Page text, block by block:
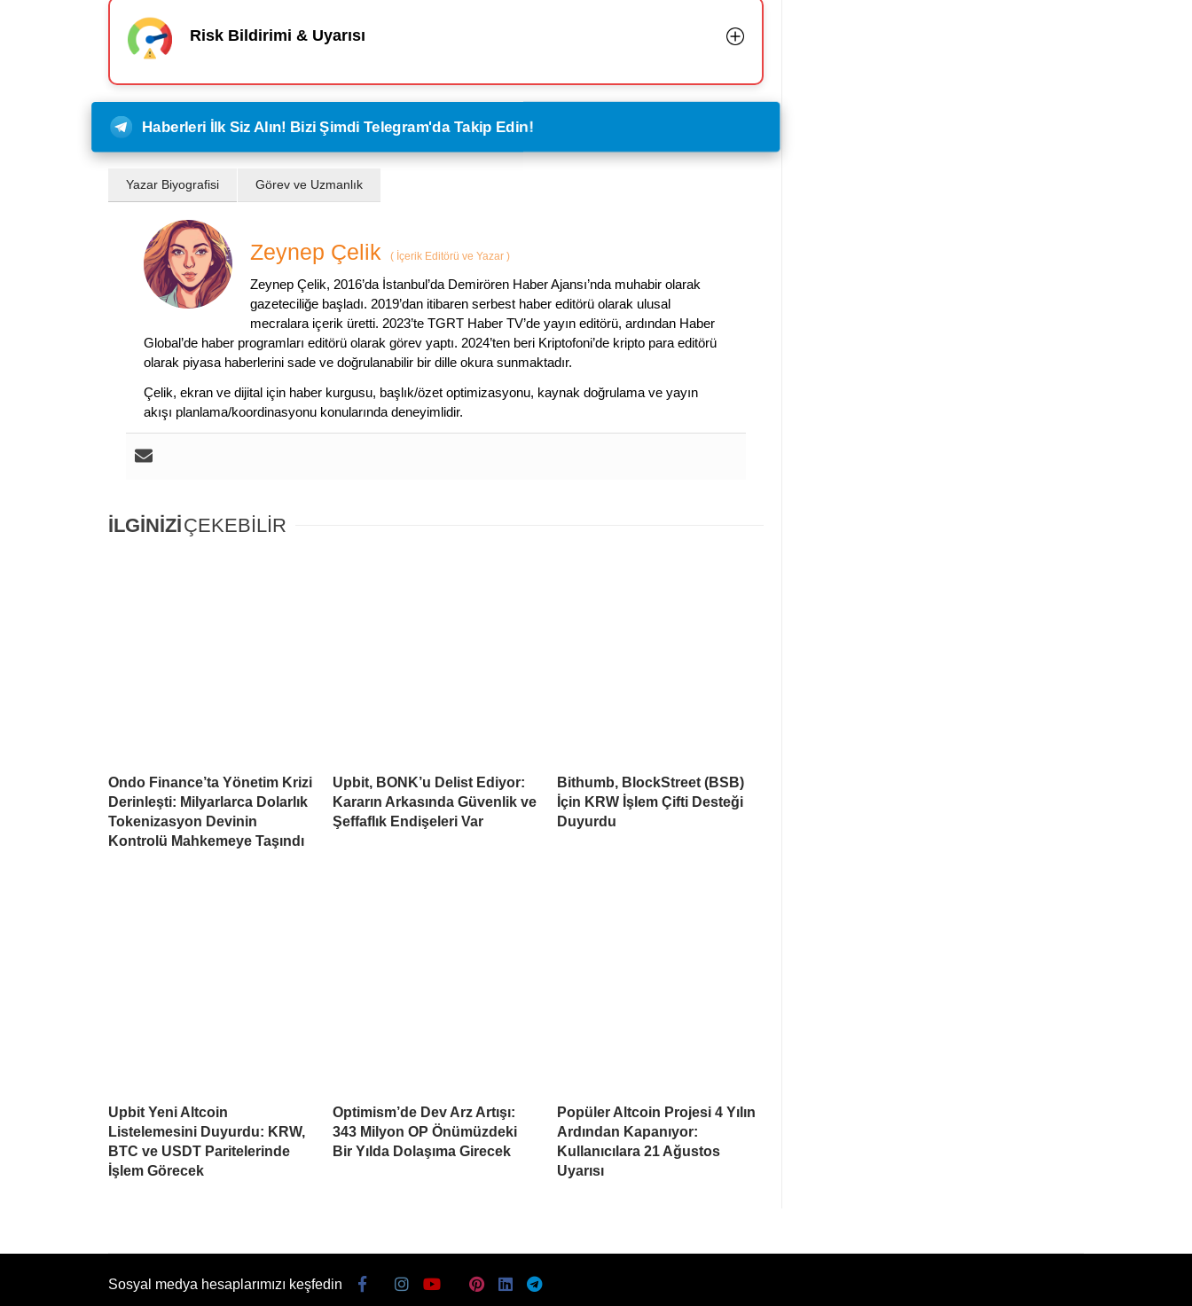
Risk Bildirimi & Uyarısı
Haberleri İlk Siz Alın! Bizi Şimdi Telegram'da Takip Edin!
Yazar Biyografisi Görev ve Uzmanlık
Zeynep Çelik ( İçerik Editörü ve Yazar )
Zeynep Çelik, 2016’da İstanbul’da Demirören Haber Ajansı’nda muhabir olarak
gazeteciliğe başladı. 2019’dan itibaren serbest haber editörü olarak ulusal
mecralara içerik üretti. 2023’te TGRT Haber TV’de yayın editörü, ardından Haber
Global’de haber programları editörü olarak görev yaptı. 2024’ten beri Kriptofoni’de kripto para editörü
olarak piyasa haberlerini sade ve doğrulanabilir bir dille okura sunmaktadır.
Çelik, ekran ve dijital için haber kurgusu, başlık/özet optimizasyonu, kaynak doğrulama ve yayın
akışı planlama/koordinasyonu konularında deneyimlidir.
İLGİNİZİÇEKEBİLİR
Ondo Finance’ta Yönetim Krizi
Derinleşti: Milyarlarca Dolarlık
Tokenizasyon Devinin
Kontrolü Mahkemeye Taşındı
Upbit, BONK’u Delist Ediyor:
Kararın Arkasında Güvenlik ve
Şeffaflık Endişeleri Var
Bithumb, BlockStreet (BSB)
İçin KRW İşlem Çifti Desteği
Duyurdu
Upbit Yeni Altcoin
Listelemesini Duyurdu: KRW,
BTC ve USDT Paritelerinde
İşlem Görecek
Optimism’de Dev Arz Artışı:
343 Milyon OP Önümüzdeki
Bir Yılda Dolaşıma Girecek
Popüler Altcoin Projesi 4 Yılın
Ardından Kapanıyor:
Kullanıcılara 21 Ağustos
Uyarısı
Sosyal medya hesaplarımızı keşfedin